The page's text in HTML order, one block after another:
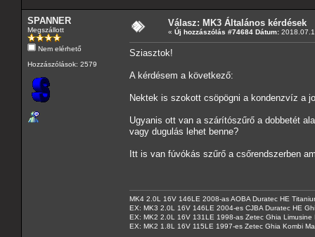
SPANNER
Megszállott
Nem elérhető
Hozzászólások: 2579
Válasz: MK3 Általános kérdések
« Új hozzászólás #74684 Dátum:
Sziasztok!
A kérdésem a következő:
Nektek is szokott csöpögni a kondenzvíz a
Ugyanis ott van a szárítószűrő a dobbetét
vagy dugulás lehet benne?
Itt is van fúvókás szűrő a csőrendszerben
MK4 2.0L 16V 146LE 2008-as AOBA Duratec HE
EX: MK3 2.0L 16V 146LE 2004-es CJBA Duratec HE
EX: MK2 2.0L 16V 131LE 1998-as Zetec Ghia Limusine
EX: MK2 1.8L 16V 115LE 1997-es Zetec Ghia Kombi